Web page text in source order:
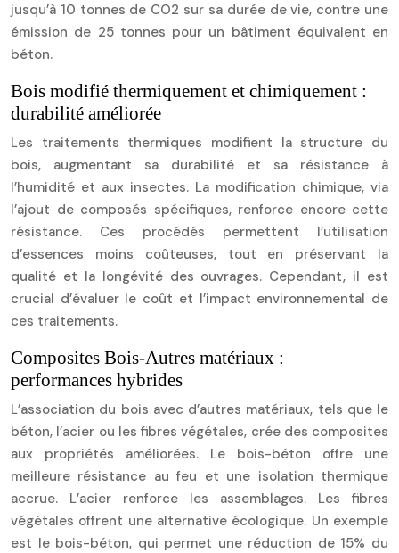
jusqu’à 10 tonnes de CO2 sur sa durée de vie, contre une
émission de 25 tonnes pour un bâtiment équivalent en
béton.
Bois modifié thermiquement et chimiquement :
durabilité améliorée
Les traitements thermiques modifient la structure du
bois, augmentant sa durabilité et sa résistance à
l’humidité et aux insectes. La modification chimique, via
l’ajout de composés spécifiques, renforce encore cette
résistance. Ces procédés permettent l’utilisation
d’essences moins coûteuses, tout en préservant la
qualité et la longévité des ouvrages. Cependant, il est
crucial d’évaluer le coût et l’impact environnemental de
ces traitements.
Composites Bois-Autres matériaux :
performances hybrides
L’association du bois avec d’autres matériaux, tels que le
béton, l’acier ou les fibres végétales, crée des composites
aux propriétés améliorées. Le bois-béton offre une
meilleure résistance au feu et une isolation thermique
accrue. L’acier renforce les assemblages. Les fibres
végétales offrent une alternative écologique. Un exemple
est le bois-béton, qui permet une réduction de 15% du